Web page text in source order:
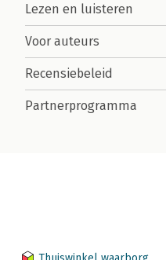
Lezen en luisteren
Voor auteurs
Recensiebeleid
Partnerprogramma